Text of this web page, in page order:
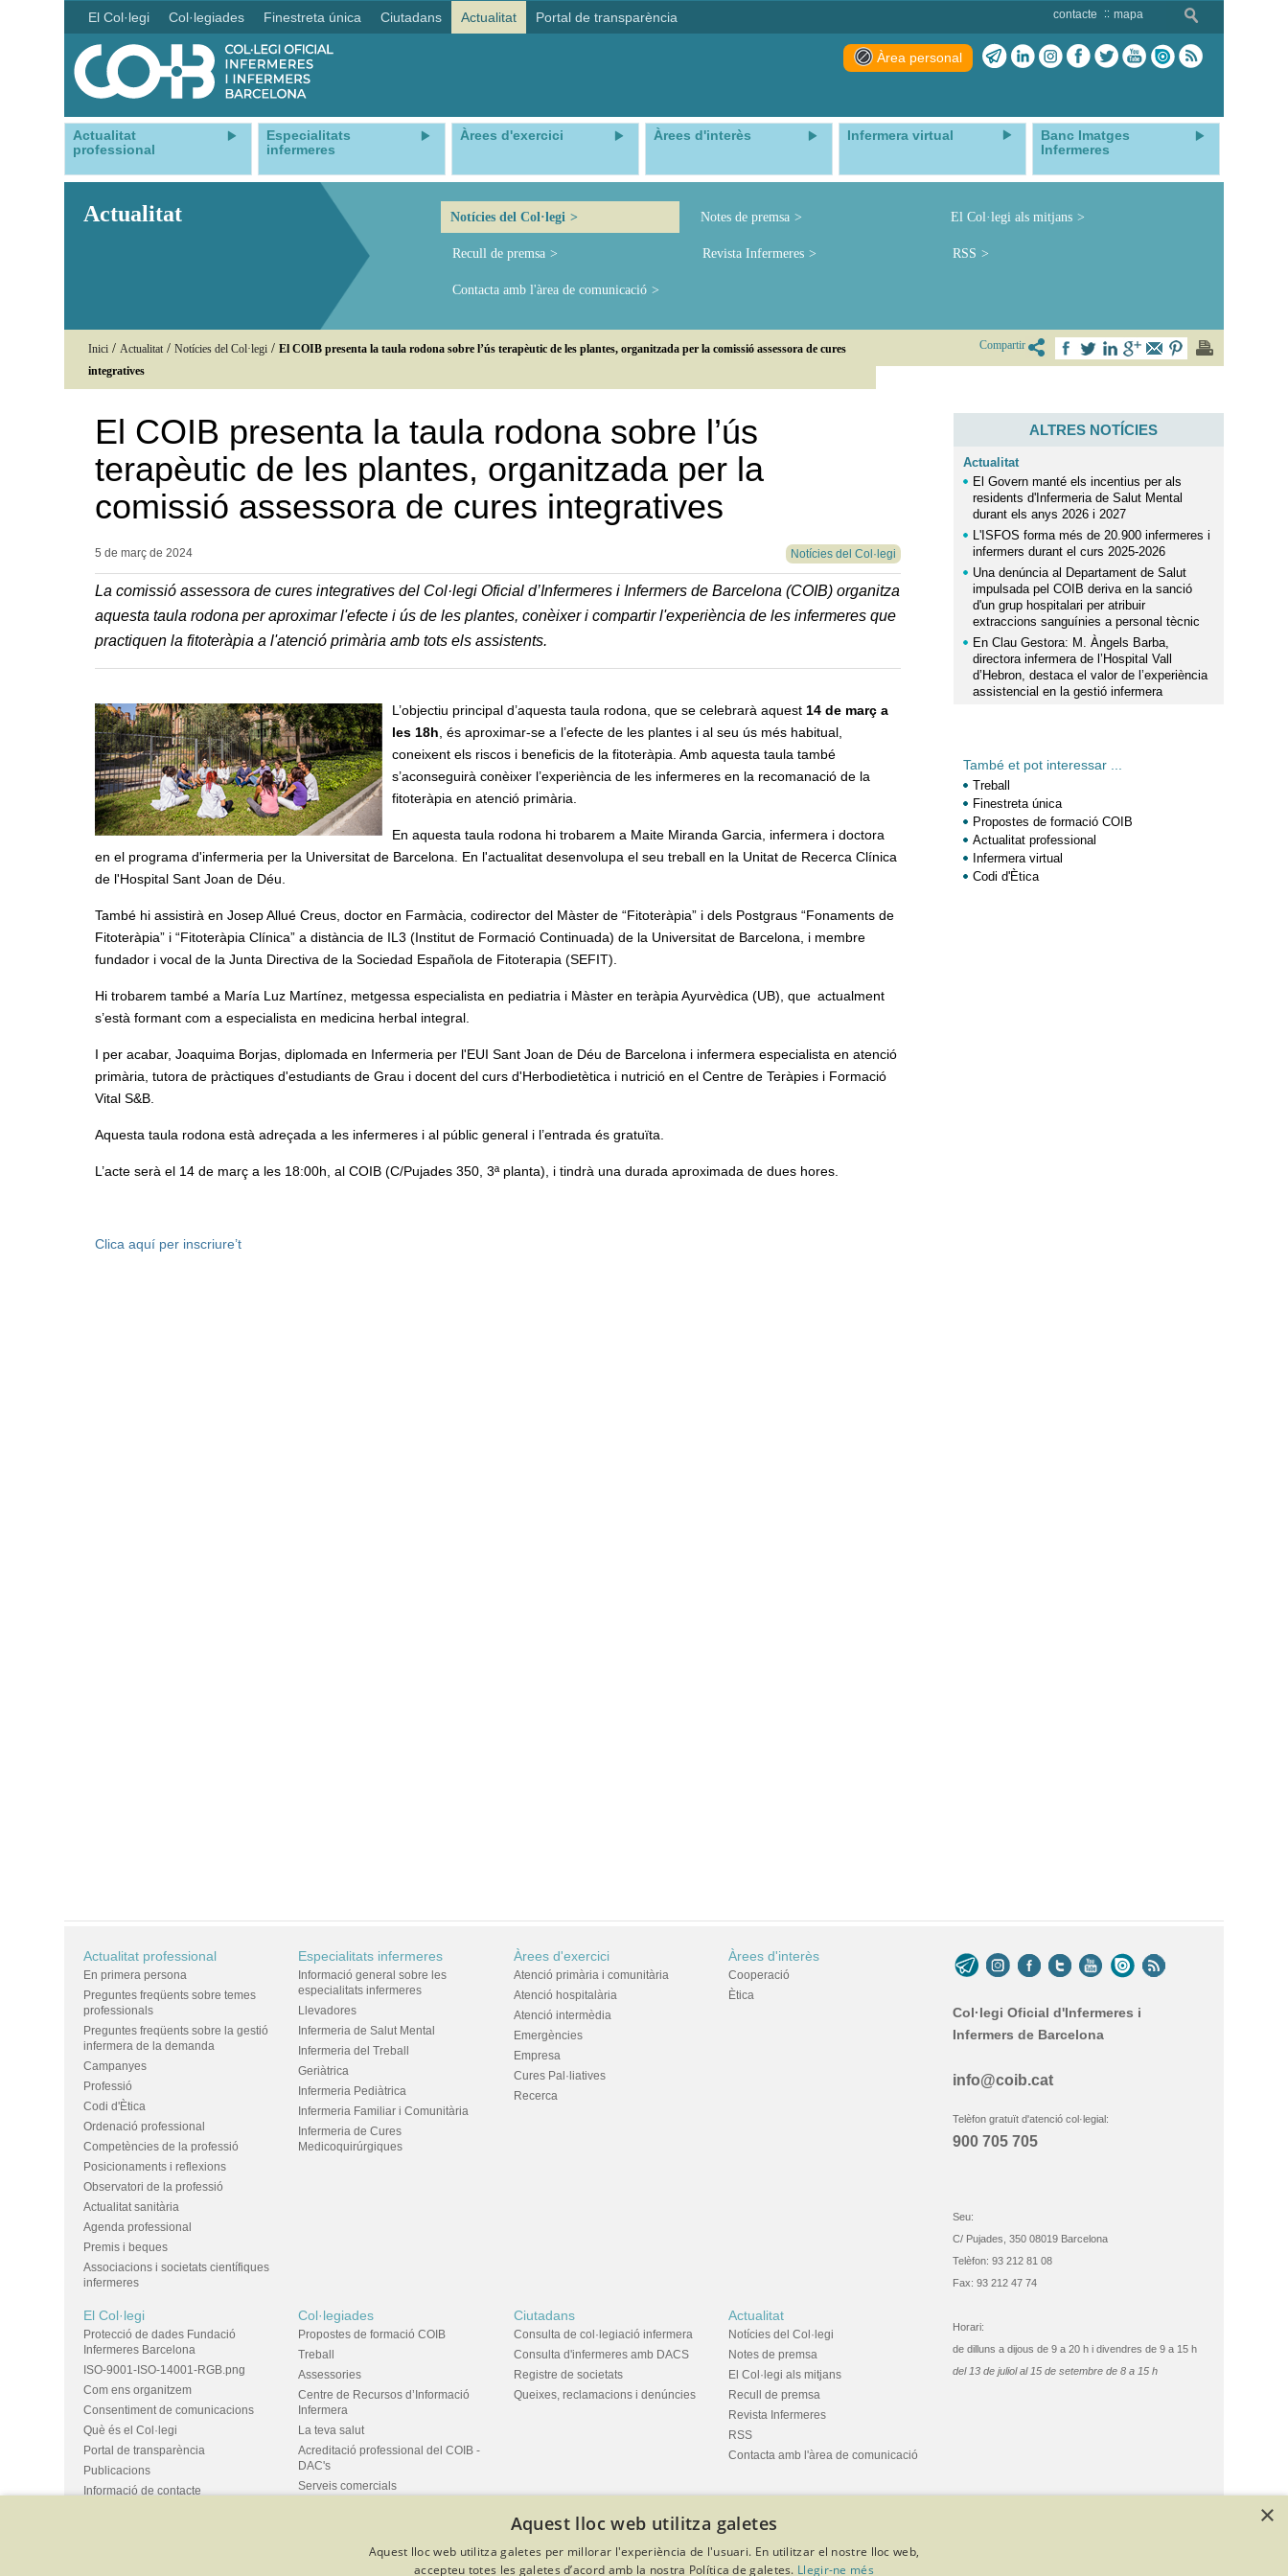
El Col·legi Col·legiades Finestreta única Ciutadans Actualitat Portal de transparència contacte mapa
Àrea personal
Actualitat
professional
Especialitats
infermeres
Àrees d'exercici Àrees d'interès Infermera virtual
Banc Imatges
Infermeres
Actualitat Notícies del Col·legi Notes de premsa El Col·legi als mitjans
Recull de premsa Revista Infermeres RSS
Contacta amb l'àrea de comunicació
Inici / Actualitat / Notícies del Col·legi / El COIB presenta la taula rodona sobre l’ús terapèutic de les plantes, organitzada per la comissió assessora de cures
integratives
Compartir
El COIB presenta la taula rodona sobre l’ús
terapèutic de les plantes, organitzada per la
comissió assessora de cures integratives
5 de març de 2024 Notícies del Col·legi
La comissió assessora de cures integratives del Col·legi Oficial d’Infermeres i Infermers de Barcelona (COIB) organitza
aquesta taula rodona per aproximar l'efecte i ús de les plantes, conèixer i compartir l'experiència de les infermeres que
practiquen la fitoteràpia a l'atenció primària amb tots els assistents.
L’objectiu principal d’aquesta taula rodona, que se celebrarà aquest 14 de març a
les 18h , és aproximar-se a l’efecte de les plantes i al seu ús més habitual,
coneixent els riscos i beneficis de la fitoteràpia. Amb aquesta taula també
s’aconseguirà conèixer l’experiència de les infermeres en la recomanació de la
fitoteràpia en atenció primària.
En aquesta taula rodona hi trobarem a Maite Miranda Garcia, infermera i doctora
en el programa d'infermeria per la Universitat de Barcelona. En l'actualitat desenvolupa el seu treball en la Unitat de Recerca Clínica
de l'Hospital Sant Joan de Déu.
També hi assistirà en Josep Allué Creus, doctor en Farmàcia, codirector del Màster de “Fitoteràpia” i dels Postgraus “Fonaments de
Fitoteràpia” i “Fitoteràpia Clínica” a distància de IL3 (Institut de Formació Continuada) de la Universitat de Barcelona, i membre
fundador i vocal de la Junta Directiva de la Sociedad Española de Fitoterapia (SEFIT).
Hi trobarem també a María Luz Martínez, metgessa especialista en pediatria i Màster en teràpia Ayurvèdica (UB), que actualment
s’està formant com a especialista en medicina herbal integral.
I per acabar, Joaquima Borjas, diplomada en Infermeria per l'EUI Sant Joan de Déu de Barcelona i infermera especialista en atenció
primària, tutora de pràctiques d'estudiants de Grau i docent del curs d'Herbodietètica i nutrició en el Centre de Teràpies i Formació
Vital S&B.
Aquesta taula rodona està adreçada a les infermeres i al públic general i l’entrada és gratuïta.
L’acte serà el 14 de març a les 18:00h, al COIB (C/Pujades 350, 3ª planta), i tindrà una durada aproximada de dues hores.
Clica aquí per inscriure’t
ALTRES NOTÍCIES
Actualitat
El Govern manté els incentius per als
residents d'Infermeria de Salut Mental
durant els anys 2026 i 2027
L'ISFOS forma més de 20.900 infermeres i
infermers durant el curs 2025-2026
Una denúncia al Departament de Salut
impulsada pel COIB deriva en la sanció
d'un grup hospitalari per atribuir
extraccions sanguínies a personal tècnic
En Clau Gestora: M. Àngels Barba,
directora infermera de l’Hospital Vall
d’Hebron, destaca el valor de l’experiència
assistencial en la gestió infermera
També et pot interessar ...
Treball
Finestreta única
Propostes de formació COIB
Actualitat professional
Infermera virtual
Codi d'Ètica
Actualitat professional
En primera persona
Preguntes freqüents sobre temes
professionals
Preguntes freqüents sobre la gestió
infermera de la demanda
Campanyes
Professió
Codi d'Ètica
Ordenació professional
Competències de la professió
Posicionaments i reflexions
Observatori de la professió
Actualitat sanitària
Agenda professional
Premis i beques
Associacions i societats científiques
infermeres
Especialitats infermeres
Informació general sobre les
especialitats infermeres
Llevadores
Infermeria de Salut Mental
Infermeria del Treball
Geriàtrica
Infermeria Pediàtrica
Infermeria Familiar i Comunitària
Infermeria de Cures
Medicoquirúrgiques
Àrees d'exercici
Atenció primària i comunitària
Atenció hospitalària
Atenció intermèdia
Emergències
Empresa
Cures Pal·liatives
Recerca
Àrees d'interès
Cooperació
Ètica
El Col·legi
Protecció de dades Fundació
Infermeres Barcelona
ISO-9001-ISO-14001-RGB.png
Com ens organitzem
Consentiment de comunicacions
Què és el Col·legi
Portal de transparència
Publicacions
Informació de contacte
Col·legiades
Propostes de formació COIB
Treball
Assessories
Centre de Recursos d’Informació
Infermera
La teva salut
Acreditació professional del COIB -
DAC's
Serveis comercials
Ciutadans
Consulta de col·legiació infermera
Consulta d'infermeres amb DACS
Registre de societats
Queixes, reclamacions i denúncies
Actualitat
Notícies del Col·legi
Notes de premsa
El Col·legi als mitjans
Recull de premsa
Revista Infermeres
RSS
Contacta amb l'àrea de comunicació
Col·legi Oficial d'Infermeres i
Infermers de Barcelona
info@coib.cat
Telèfon gratuït d'atenció col·legial:
900 705 705
Seu:
C/ Pujades, 350 08019 Barcelona
Telèfon: 93 212 81 08
Fax: 93 212 47 74
Horari:
de dilluns a dijous de 9 a 20 h i divendres de 9 a 15 h
del 13 de juliol al 15 de setembre de 8 a 15 h
Criteris de privacitat Política de cookies Avís legal Política de protecció de dades
×
Aquest lloc web utilitza galetes
Aquest lloc web utilitza galetes per millorar l'experiència de l'usuari. En utilitzar el nostre lloc web,
accepteu totes les galetes d’acord amb la nostra Política de galetes. Llegir-ne més